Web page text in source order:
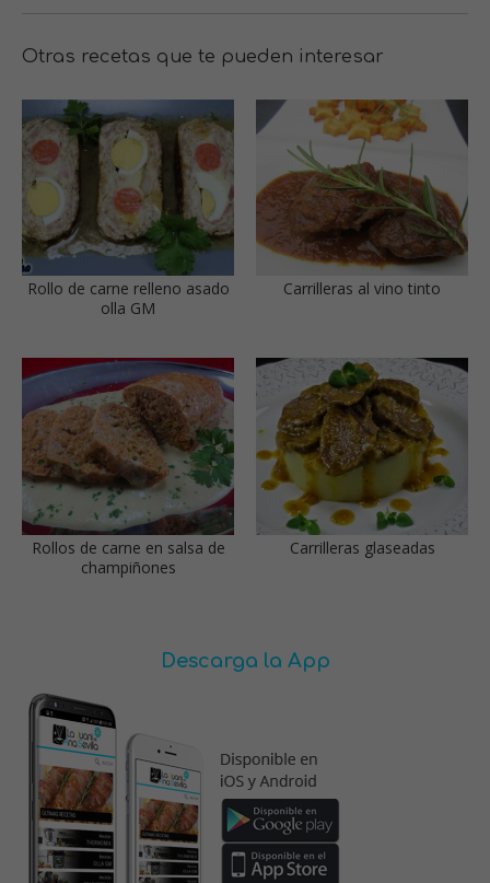
Otras recetas que te pueden interesar
Rollo de carne relleno asado
olla GM
Carrilleras al vino tinto
Rollos de carne en salsa de
champiñones
Carrilleras glaseadas
Descarga la App